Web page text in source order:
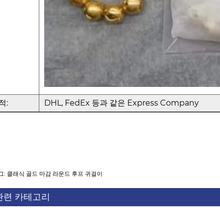
: DHL, FedEx 등과 같은 Express Company
: 클래식 골드 마감 라운드 후프 귀걸이
련 카테고리